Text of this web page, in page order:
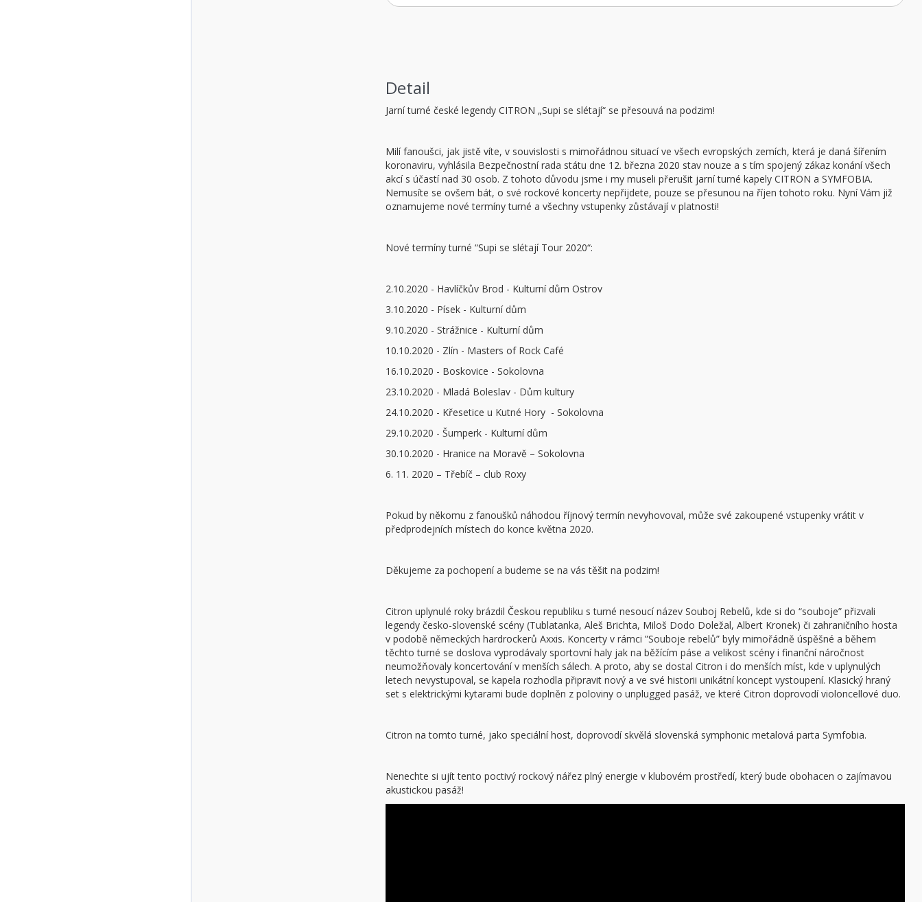
Detail
Jarní turné české legendy CITRON „Supi se slétají“ se přesouvá na podzim!
Milí fanoušci, jak jistě víte, v souvislosti s mimořádnou situací ve všech evropských zemích, která je daná šířením
koronaviru, vyhlásila Bezpečnostní rada státu dne 12. března 2020 stav nouze a s tím spojený zákaz konání všech
akcí s účastí nad 30 osob. Z tohoto důvodu jsme i my museli přerušit jarní turné kapely CITRON a SYMFOBIA.
Nemusíte se ovšem bát, o své rockové koncerty nepřijdete, pouze se přesunou na říjen tohoto roku. Nyní Vám již
oznamujeme nové termíny turné a všechny vstupenky zůstávají v platnosti!
Nové termíny turné “Supi se slétají Tour 2020“:
2.10.2020 - Havlíčkův Brod - Kulturní dům Ostrov
3.10.2020 - Písek - Kulturní dům
9.10.2020 - Strážnice - Kulturní dům
10.10.2020 - Zlín - Masters of Rock Café
16.10.2020 - Boskovice - Sokolovna
23.10.2020 - Mladá Boleslav - Dům kultury
24.10.2020 - Křesetice u Kutné Hory - Sokolovna
29.10.2020 - Šumperk - Kulturní dům
30.10.2020 - Hranice na Moravě – Sokolovna
6. 11. 2020 – Třebíč – club Roxy
Pokud by někomu z fanoušků náhodou říjnový termín nevyhovoval, může své zakoupené vstupenky vrátit v
předprodejních místech do konce května 2020.
Děkujeme za pochopení a budeme se na vás těšit na podzim!
Citron uplynulé roky brázdil Českou republiku s turné nesoucí název Souboj Rebelů, kde si do “souboje” přizvali
legendy česko-slovenské scény (Tublatanka, Aleš Brichta, Miloš Dodo Doležal, Albert Kronek) či zahraničního hosta
v podobě německých hardrockerů Axxis. Koncerty v rámci ”Souboje rebelů” byly mimořádně úspěšné a během
těchto turné se doslova vyprodávaly sportovní haly jak na běžícím páse a velikost scény i finanční náročnost
neumožňovaly koncertování v menších sálech. A proto, aby se dostal Citron i do menších míst, kde v uplynulých
letech nevystupoval, se kapela rozhodla připravit nový a ve své historii unikátní koncept vystoupení. Klasický hraný
set s elektrickými kytarami bude doplněn z poloviny o unplugged pasáž, ve které Citron doprovodí violoncellové duo.
Citron na tomto turné, jako speciální host, doprovodí skvělá slovenská symphonic metalová parta Symfobia.
Nenechte si ujít tento poctivý rockový nářez plný energie v klubovém prostředí, který bude obohacen o zajímavou
akustickou pasáž!